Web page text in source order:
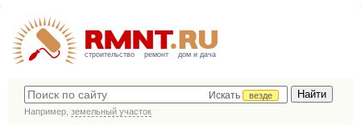
строительство ремонт дом и дача
Искать
везде
Например, земельный участок